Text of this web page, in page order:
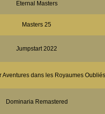
Eternal Masters
Masters 25
Jumpstart 2022
Aventures dans les Royaumes Oubliés
Dominaria Remastered